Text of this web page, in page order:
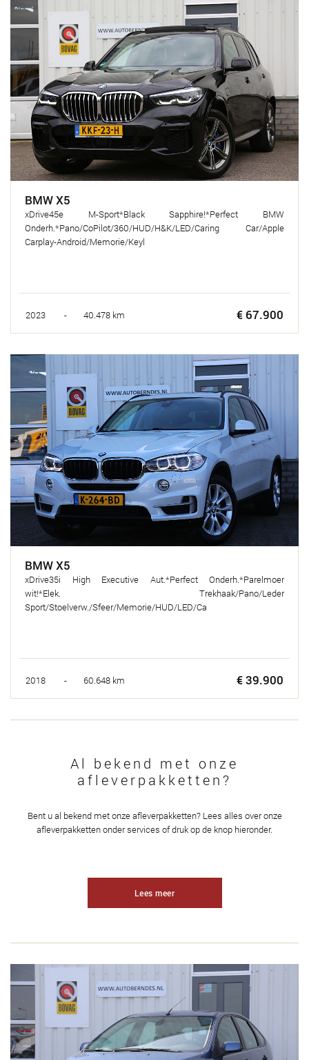
BMW X5
xDrive45e M-Sport*Black Sapphire!*Perfect BMW
Onderh.*Pano/CoPilot/360/HUD/H&K/LED/Caring Car/Apple
Carplay-Android/Memorie/Keyl
2023 - 40.478 km € 67.900
BMW X5
xDrive35i High Executive Aut.*Perfect Onderh.*Parelmoer
wit!*Elek. Trekhaak/Pano/Leder
Sport/Stoelverw./Sfeer/Memorie/HUD/LED/Ca
2018 - 60.648 km € 39.900
Al bekend met onze
afleverpakketten?
Bent u al bekend met onze afleverpakketten? Lees alles over onze
afleverpakketten onder services of druk op de knop hieronder.
Lees meer